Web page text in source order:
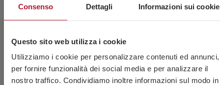
Consenso Dettagli Informazioni sui cookie
Questo sito web utilizza i cookie
Utilizziamo i cookie per personalizzare contenuti ed annunci,
per fornire funzionalità dei social media e per analizzare il
nostro traffico. Condividiamo inoltre informazioni sul modo in
612270004X030
M4 x 35 612270004X035
M4 x 40 612270004X040 0.92